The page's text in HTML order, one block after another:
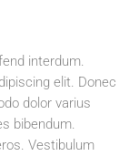
interdum.
elit. Donec
dolor varius
bibendum.
Vestibulum